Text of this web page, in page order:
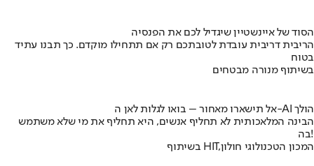
הסוד של איינשטיין שיגדיל לכם את הפנסיה
הריבית דריבית עובדת לטובתכם רק אם תתחילו מוקדם. כך תבנו עתיד
בטוח
בשיתוף מנורה מבטחים
אל תישארו מאחור – בואו לגלות לאן ה-AI הולך
הבינה המלאכותית לא תחליף אנשים, היא תחליף את מי שלא משתמש
בה!
בשיתוף HIT,המכון הטכנולוגי חולון